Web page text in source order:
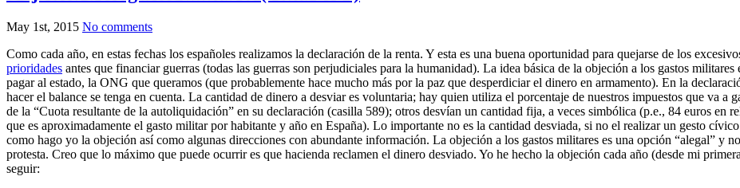
May 1st, 2015 No comments
Como cada año, en estas fechas los españoles realizamos la declaración de la renta. Y esta es una buena oportunidad para quejarse de los
prioridades antes que financiar guerras (todas las guerras son perjudiciales para la humanidad). La idea básica de la objeción a los gastos
pagar al estado, la ONG que queramos (que probablemente hace mucho más por la paz que desperdiciar el dinero en armamento). En la
hacer el balance se tenga en cuenta. La cantidad de dinero a desviar es voluntaria; hay quien utiliza el porcentaje de nuestros impuestos que va
de la “Cuota resultante de la autoliquidación” en su declaración (casilla 589); otros desvían un cantidad fija, a veces simbólica (p.e., 84 euros en
que es aproximadamente el gasto militar por habitante y año en España). Lo importante no es la cantidad desviada, si no el realizar un gesto
como hago yo la objeción así como algunas direcciones con abundante información. La objeción a los gastos militares es una opción “alegal” y
protesta. Creo que lo máximo que puede ocurrir es que hacienda reclamen el dinero desviado. Yo he hecho la objeción cada año (desde mi
seguir: